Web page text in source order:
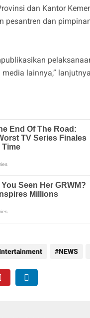
dan Kantor
pesantren dan
lainnya,”
Intertainment NEWS